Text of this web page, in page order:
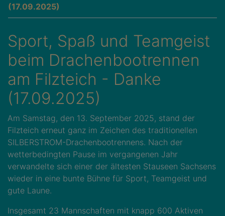
(17.09.2025)
Sport, Spaß und Teamgeist
beim Drachenbootrennen
am Filzteich - Danke
(17.09.2025)
Am Samstag, den 13. September 2025, stand der
Filzteich erneut ganz im Zeichen des traditionellen
SILBERSTROM-Drachenbootrennens. Nach der
wetterbedingten Pause im vergangenen Jahr
verwandelte sich einer der ältesten Stauseen Sachsens
wieder in eine bunte Bühne für Sport, Teamgeist und
gute Laune.
Insgesamt 23 Mannschaften mit knapp 600 Aktiven